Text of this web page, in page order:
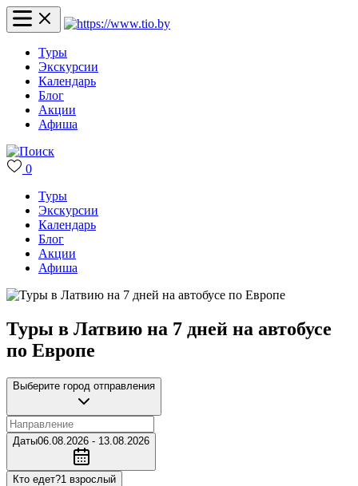
Туры
Экскурсии
Календарь
Блог
Акции
Афиша
0
Туры
Экскурсии
Календарь
Блог
Акции
Афиша
Туры в Латвию на 7 дней на автобусе
по Европе
Выберите город отправления
Даты06.08.2026 - 13.08.2026
Кто едет?1 взрослый